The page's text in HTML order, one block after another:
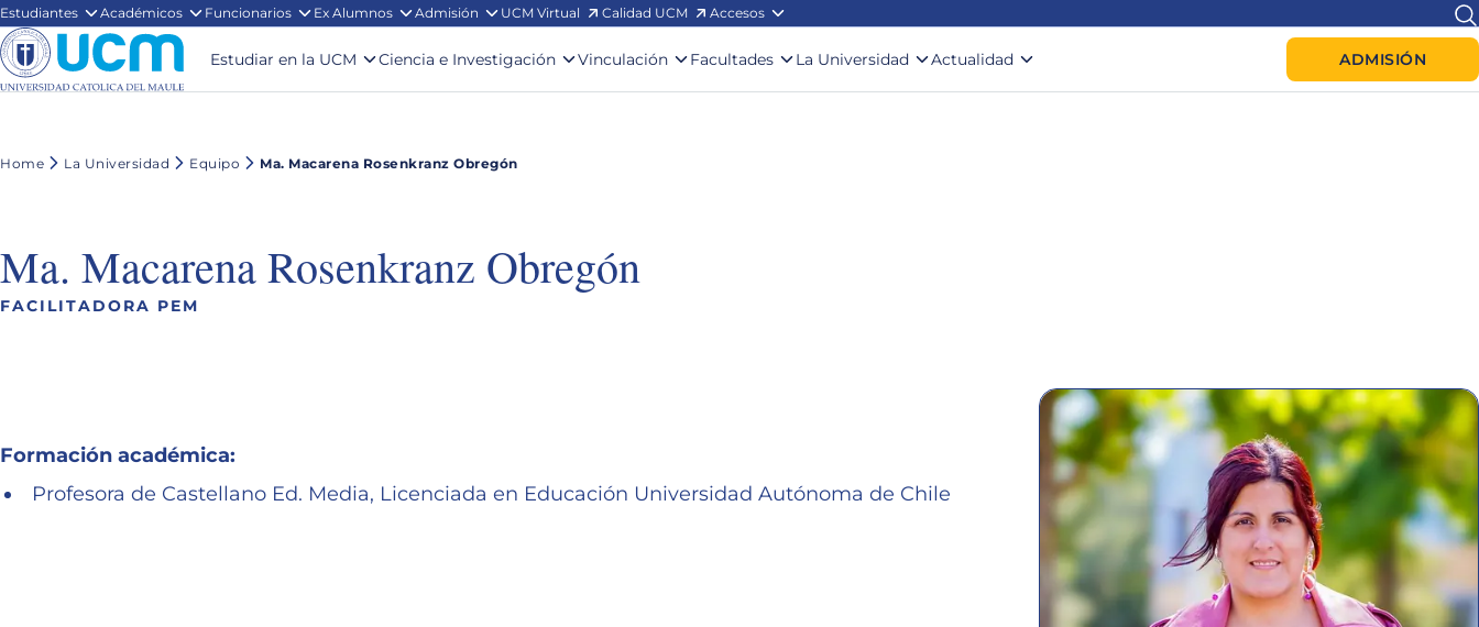
Estudiantes Académicos Funcionarios Ex Alumnos Admisión UCM Virtual Calidad UCM Accesos
Estudiar en la UCM Ciencia e Investigación Vinculación Facultades La Universidad Actualidad ADMISIÓN
Home La Universidad Equipo Ma. Macarena Rosenkranz Obregón
Ma. Macarena Rosenkranz Obregón
FACILITADORA PEM
Formación académica:
Profesora de Castellano Ed. Media, Licenciada en Educación Universidad Autónoma de Chile